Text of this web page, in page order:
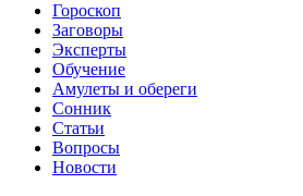
Гороскоп
Заговоры
Эксперты
Обучение
Амулеты и обереги
Сонник
Статьи
Вопросы
Новости